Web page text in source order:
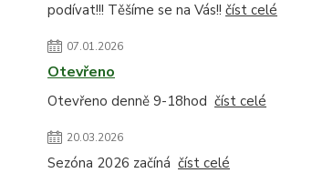
podívat!!! Těšíme se na Vás!! číst celé
07.01.2026
Otevřeno
Otevřeno denně 9-18hod číst celé
20.03.2026
Sezóna 2026 začíná číst celé